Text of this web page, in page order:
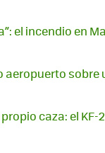
el incendio en
sobre
caza: el KF-